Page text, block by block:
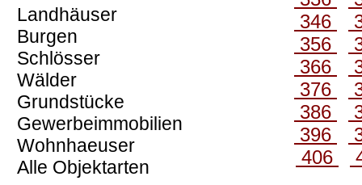
Landhäuser
Burgen
Schlösser
Wälder
Grundstücke
Gewerbeimmobilien
Wohnhaeuser
Alle Objektarten
346
356
366
376
386
396
406